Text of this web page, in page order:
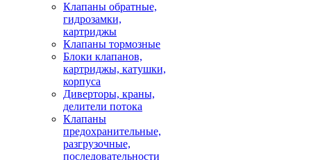
Клапаны обратные,
гидрозамки,
картриджы
Клапаны тормозные
Блоки клапанов,
картриджы, катушки,
корпуса
Диверторы, краны,
делители потока
Клапаны
предохранительные,
разгрузочные,
последовательности